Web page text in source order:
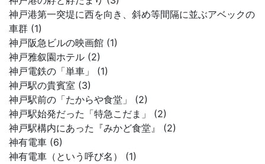
神戸港第一突堤に西を向き、斜め等間隔に並ぶアベックの
車群 (1)
神戸阪急ビルの映画館 (1)
神戸雅叙園ホテル (2)
神戸電鉄の「単車」 (1)
神戸駅の貴賓室 (3)
神戸駅前の「たからや食堂」 (2)
神戸駅始発だった「特急こだま」 (2)
神戸駅構内にあった『みかど食堂』 (2)
神有電車 (6)
神有電車（という呼び名） (1)